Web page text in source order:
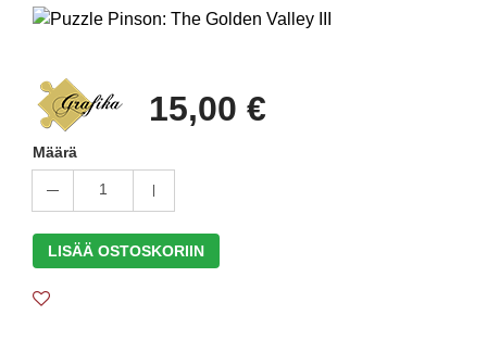
15,00 €
Määrä
1
LISÄÄ OSTOSKORIIN